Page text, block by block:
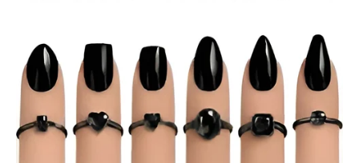
nije tvoja dužnost da budeš svačiji spas
Počinješ da praviš granice – nežne, ali čvrste. To
oslobađanje donosi mir kakav dugo nisi osećao. Više ne
nosiš tuđe rane – brineš o sopstvenoj duši.